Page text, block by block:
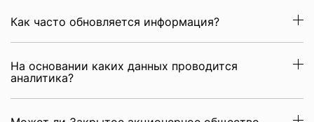
Как часто обновляется информация?
На основании каких данных проводится
аналитика?